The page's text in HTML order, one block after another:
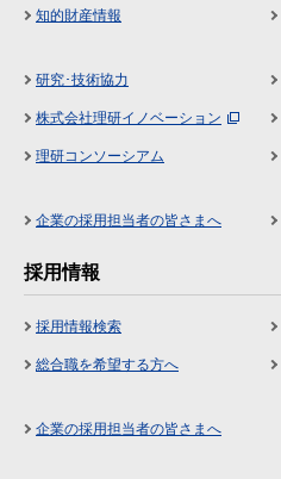
知的財産情報
研究･技術協力
株式会社理研イノベーション
理研コンソーシアム
企業の採用担当者の皆さまへ
採用情報
採用情報検索
総合職を希望する方へ
企業の採用担当者の皆さまへ